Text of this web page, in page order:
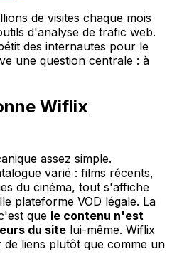
de visites chaque mois
d'analyse de trafic web.
des internautes pour le
une question centrale : à
Wiflix
assez simple.
varié : films récents,
du cinéma, tout s'affiche
plateforme VOD légale. La
que le contenu n'est
du site lui-même. Wiflix
liens plutôt que comme un